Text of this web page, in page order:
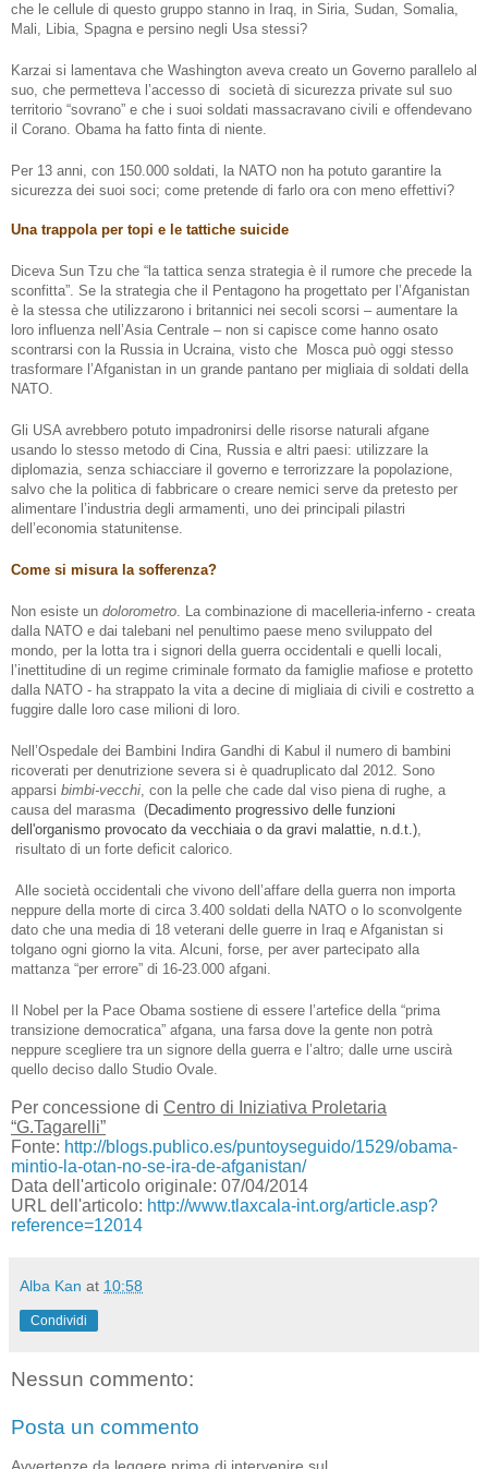
che le cellule di questo gruppo stanno in Iraq, in Siria, Sudan, Somalia,
Mali, Libia, Spagna e persino negli Usa stessi?
Karzai si lamentava che Washington aveva creato un Governo parallelo al
suo, che permetteva l’accesso di società di sicurezza private sul suo
territorio “sovrano” e che i suoi soldati massacravano civili e offendevano
il Corano. Obama ha fatto finta di niente.
Per 13 anni, con 150.000 soldati, la NATO non ha potuto garantire la
sicurezza dei suoi soci; come pretende di farlo ora con meno effettivi?
Una trappola per topi e le tattiche suicide
Diceva Sun Tzu che “la tattica senza strategia è il rumore che precede la
sconfitta”. Se la strategia che il Pentagono ha progettato per l’Afganistan
è la stessa che utilizzarono i britannici nei secoli scorsi – aumentare la
loro influenza nell’Asia Centrale – non si capisce come hanno osato
scontrarsi con la Russia in Ucraina, visto che
Mosca può oggi stesso
trasformare l’Afganistan in un grande pantano per migliaia di soldati della
NATO.
Gli USA avrebbero potuto impadronirsi delle risorse naturali afgane
usando lo stesso metodo di Cina, Russia e altri paesi: utilizzare la
diplomazia, senza schiacciare il governo e terrorizzare la popolazione,
salvo che la politica di fabbricare o creare nemici serve da pretesto per
alimentare l’industria degli armamenti, uno dei principali pilastri
dell’economia statunitense.
Come si misura la sofferenza?
Non esiste un dolorometro. La combinazione di macelleria-inferno - creata
dalla NATO e dai talebani nel penultimo paese meno sviluppato del
mondo, per la lotta tra i signori della guerra occidentali e quelli locali,
l’inettitudine di un regime criminale formato da famiglie mafiose e protetto
dalla NATO - ha strappato la vita a decine di migliaia di civili e costretto a
fuggire dalle loro case milioni di loro.
Nell’Ospedale dei Bambini Indira Gandhi di Kabul il numero di bambini
ricoverati per denutrizione severa si è quadruplicato dal 2012. Sono
apparsi bimbi-vecchi, con la pelle che cade dal viso piena di rughe, a
causa del marasma (Decadimento progressivo delle funzioni
dell'organismo provocato da vecchiaia o da gravi malattie, n.d.t.),
risultato di un forte deficit calorico.
Alle società occidentali che vivono dell’affare della guerra non importa
neppure della morte di circa 3.400 soldati della NATO o lo sconvolgente
dato che una media di 18 veterani delle guerre in Iraq e Afganistan si
tolgano ogni giorno la vita. Alcuni, forse, per aver partecipato alla
mattanza “per errore” di 16-23.000 afgani.
Il Nobel per la Pace Obama sostiene di essere l’artefice della “prima
transizione democratica” afgana, una farsa dove la gente non potrà
neppure scegliere tra un signore della guerra e l’altro; dalle urne uscirà
quello deciso dallo Studio Ovale.
Per concessione di Centro di Iniziativa Proletaria
“G.Tagarelli”
Fonte: http://blogs.publico.es/puntoyseguido/1529/obama-
mintio-la-otan-no-se-ira-de-afganistan/
Data dell'articolo originale: 07/04/2014
URL dell'articolo: http://www.tlaxcala-int.org/article.asp?
reference=12014
Alba Kan at 10:58
Condividi
Nessun commento:
Posta un commento